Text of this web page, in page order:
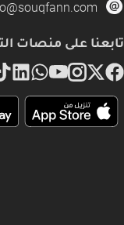
تابعنا على منصات